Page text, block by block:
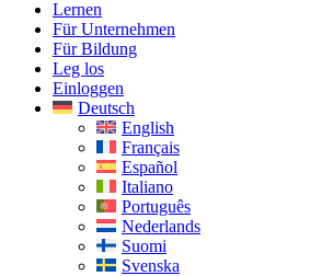
Lernen
Für Unternehmen
Für Bildung
Leg los
Einloggen
Deutsch
English
Français
Español
Italiano
Português
Nederlands
Suomi
Svenska